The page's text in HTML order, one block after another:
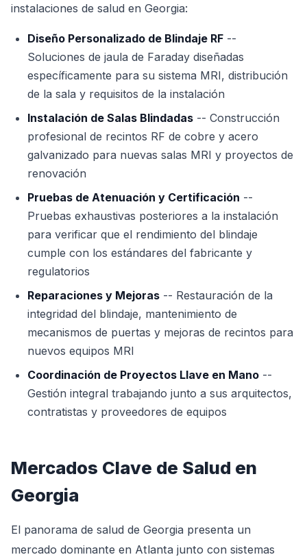
instalaciones de salud en Georgia:
Diseño Personalizado de Blindaje RF --
Soluciones de jaula de Faraday diseñadas
específicamente para su sistema MRI, distribución
de la sala y requisitos de la instalación
Instalación de Salas Blindadas -- Construcción
profesional de recintos RF de cobre y acero
galvanizado para nuevas salas MRI y proyectos de
renovación
Pruebas de Atenuación y Certificación --
Pruebas exhaustivas posteriores a la instalación
para verificar que el rendimiento del blindaje
cumple con los estándares del fabricante y
regulatorios
Reparaciones y Mejoras -- Restauración de la
integridad del blindaje, mantenimiento de
mecanismos de puertas y mejoras de recintos para
nuevos equipos MRI
Coordinación de Proyectos Llave en Mano --
Gestión integral trabajando junto a sus arquitectos,
contratistas y proveedores de equipos
Mercados Clave de Salud en
Georgia
El panorama de salud de Georgia presenta un
mercado dominante en Atlanta junto con sistemas